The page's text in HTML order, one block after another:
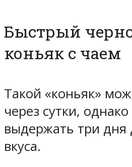
Быстрый
коньяк с чаем
Такой «коньяк»
через сутки,
выдержать три дня
вкуса.